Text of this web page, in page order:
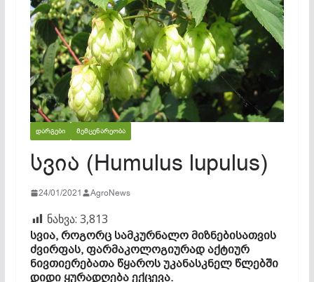
ᲓᲐᲠᲒᲔᲑᲘ ᲛᲔᲛᲪᲔᲜᲐᲠᲔᲝᲑᲐ
სვია (Humulus lupulus)
24/01/2021 AgroNews
ნახვა: 3,813
სვია, როგორც სამკურნალო მიზნებისათვის
ძვირფას, ფარ­მა­კოლოგიურად აქტიურ
ნივთიერებათა წყაროს უკანასკ­ნელ წლებში
დიდი ყურადღება ექცევა.